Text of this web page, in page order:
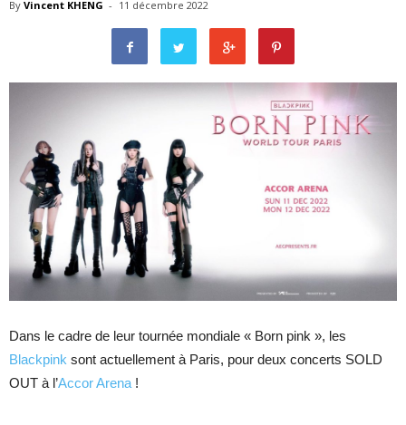
By Vincent KHENG - 11 décembre 2022
Dans le cadre de leur tournée mondiale « Born pink », les
Blackpink sont actuellement à Paris, pour deux concerts SOLD
OUT à l’Accor Arena !